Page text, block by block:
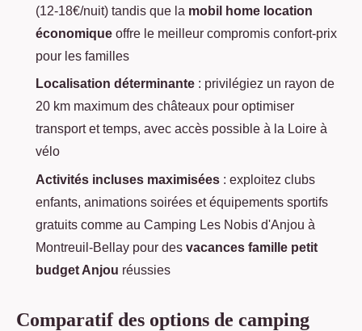
(12-18€/nuit) tandis que la mobil home location
économique offre le meilleur compromis confort-prix
pour les familles
Localisation déterminante : privilégiez un rayon de
20 km maximum des châteaux pour optimiser
transport et temps, avec accès possible à la Loire à
vélo
Activités incluses maximisées : exploitez clubs
enfants, animations soirées et équipements sportifs
gratuits comme au Camping Les Nobis d'Anjou à
Montreuil-Bellay pour des vacances famille petit
budget Anjou réussies
Comparatif des options de camping